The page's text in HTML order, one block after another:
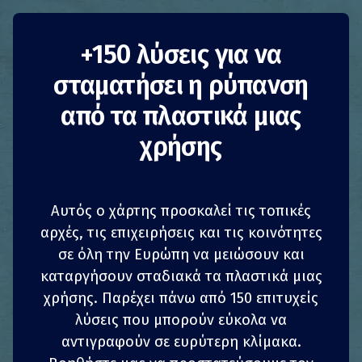
Απαγόρευση
καπνίσματος στην
παραλία Μπιμπιόνε
Δημόσιες αρχές
Στην παραλία του Μπιμπιόνε στη δήμο του Σαν
Μισέλ αλ Ταλιαμέντο (Βενετία) ξεκίνησε το 2011
μια καμπάνια για την αύξηση της
ευαισθητοποίησης σε σχέση με τις καθαρές,
παραλίες για μη-καπνιστές. Δημιουργήθηκε
στην παραλία χώρος «Μη-Καπνιστών» και
1 ΚΟΙΝΟΠΟΊΗΣΗ z ΚΟΙΝΟΠΟΊΗΣΗ
4 ΚΟΙΝΟΠΟΊΗΣΗ ΚΟΙΝΟΠΟΊΗΣΗ
+150 λύσεις για να
σταματήσει η ρύπανση
από τα πλαστικά μιας
χρήσης
Αυτός ο χάρτης προσκαλεί τις τοπικές
αρχές, τις επιχειρήσεις και τις κοινότητες
σε όλη την Ευρώπη να μειώσουν και
καταργήσουν σταδιακά τα πλαστικά μιας
χρήσης. Παρέχει πάνω από 150 επιτυχείς
λύσεις που μπορούν εύκολα να
αντιγραφούν σε ευρύτερη κλίμακα.
1 ΚΟΙΝΟΠΟΊΗΣΗ z ΚΟΙΝΟΠΟΊΗΣΗ
4 ΚΟΙΝΟΠΟΊΗΣΗ ΚΟΙΝΟΠΟΊΗΣΗ